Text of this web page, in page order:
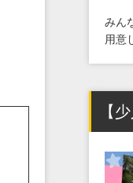
みん
用意
【